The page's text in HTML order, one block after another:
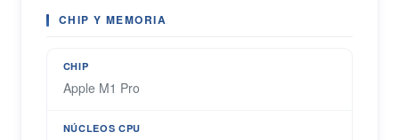
CHIP Y MEMORIA
CHIP
Apple M1 Pro
NÚCLEOS CPU